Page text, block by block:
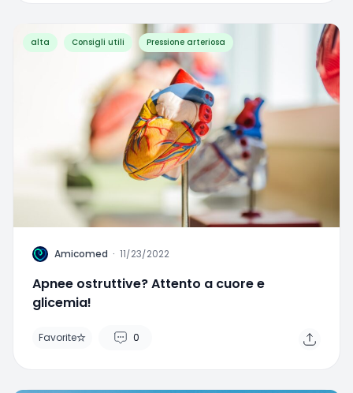
alta Consigli utili Pressione arteriosa
A Amicomed · 11/23/2022
Apnee ostruttive? Attento a cuore e
glicemia!
Favorite 0